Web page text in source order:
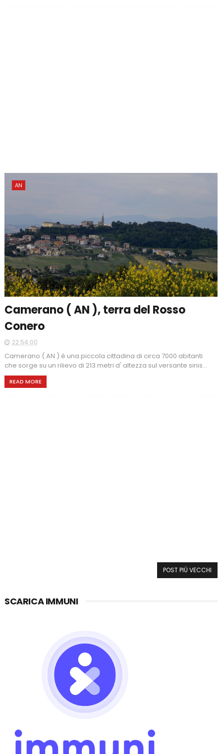
AN
Camerano ( AN ), terra del Rosso
Conero
22:54:00
Camerano ( AN ) è una piccola cittadina di circa 7000 abitanti
che sorge su un rilievo di 213 metri d' altezza sul versante sinis...
READ MORE
POST PIÙ VECCHI
SCARICA IMMUNI